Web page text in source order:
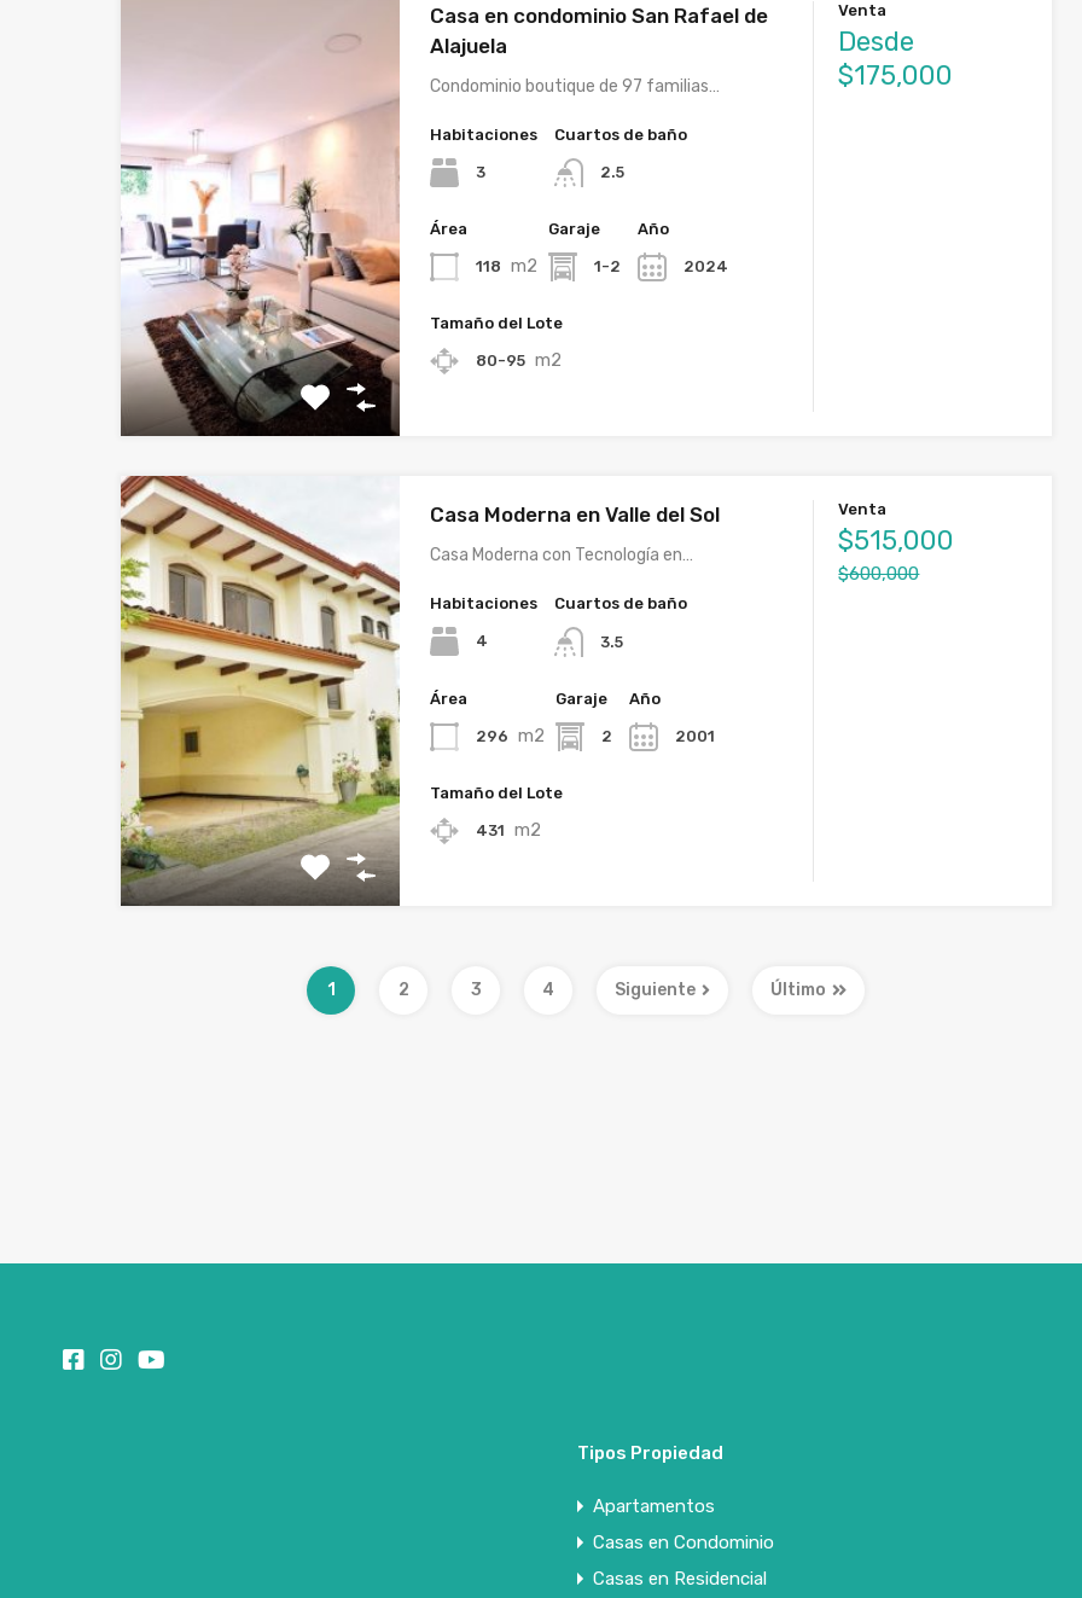
Casa en condominio San Rafael de
Alajuela
Condominio boutique de 97 familias…
Habitaciones
3
Cuartos de baño
2.5
Área
118 m2
Garaje
1-2
Año
2024
Tamaño del Lote
80-95 m2
Venta
Desde
$175,000
Casa Moderna en Valle del Sol
Casa Moderna con Tecnología en…
Habitaciones
4
Cuartos de baño
3.5
Área
296 m2
Garaje
2
Año
2001
Tamaño del Lote
431 m2
Venta
$515,000
$600,000
1 2 3 4 Siguiente Último
Tipos Propiedad
Apartamentos
Casas en Condominio
Casas en Residencial